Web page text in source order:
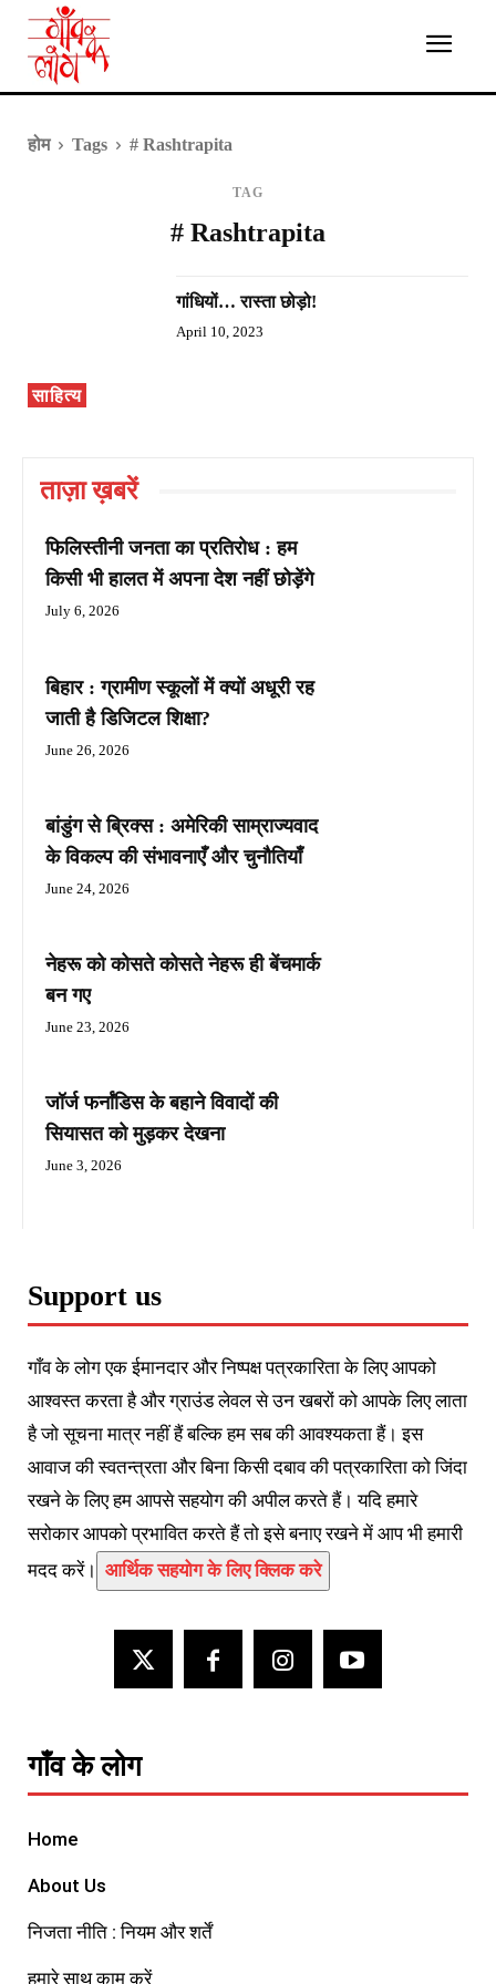
होम Tags # Rashtrapita
TAG
# Rashtrapita
साहित्य
गांधियों… रास्ता छोड़ो!
April 10, 2023
ताज़ा ख़बरें
फिलिस्तीनी जनता का प्रतिरोध : हम
किसी भी हालत में अपना देश नहीं छोड़ेंगे
July 6, 2026
बिहार : ग्रामीण स्कूलों में क्यों अधूरी रह
जाती है डिजिटल शिक्षा?
June 26, 2026
बांडुंग से ब्रिक्स : अमेरिकी साम्राज्यवाद
के विकल्प की संभावनाएँ और चुनौतियाँ
June 24, 2026
नेहरू को कोसते कोसते नेहरू ही बेंचमार्क
बन गए
June 23, 2026
जॉर्ज फर्नांडिस के बहाने विवादों की
सियासत को मुड़कर देखना
June 3, 2026
Support us
गाँव के लोग एक ईमानदार और निष्पक्ष पत्रकारिता के लिए आपको
आश्वस्त करता है और ग्राउंड लेवल से उन खबरों को आपके लिए लाता
है जो सूचना मात्र नहीं हैं बल्कि हम सब की आवश्यकता हैं। इस
आवाज की स्वतन्त्रता और बिना किसी दबाव की पत्रकारिता को जिंदा
रखने के लिए हम आपसे सहयोग की अपील करते हैं। यदि हमारे
सरोकार आपको प्रभावित करते हैं तो इसे बनाए रखने में आप भी हमारी
मदद करें। आर्थिक सहयोग के लिए क्लिक करे
गाँव के लोग
Home
About Us
निजता नीति : नियम और शर्तें
हमारे साथ काम करें